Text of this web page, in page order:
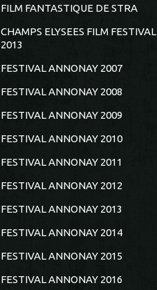
FILM FANTASTIQUE DE STRA
CHAMPS ELYSEES FILM FESTIVAL
2013
FESTIVAL ANNONAY 2007
FESTIVAL ANNONAY 2008
FESTIVAL ANNONAY 2009
FESTIVAL ANNONAY 2010
FESTIVAL ANNONAY 2011
FESTIVAL ANNONAY 2012
FESTIVAL ANNONAY 2013
FESTIVAL ANNONAY 2014
FESTIVAL ANNONAY 2015
FESTIVAL ANNONAY 2016